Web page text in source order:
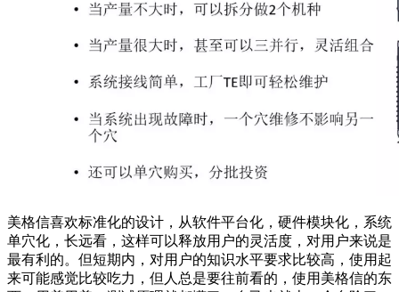
美格信喜欢标准化的设计，从软件平台化，硬件模块化，系统
单穴化，长远看，这样可以释放用户的灵活度，对用户来说是
最有利的。但短期内，对用户的知识水平要求比较高，使用起
来可能感觉比较吃力，但人总是要往前看的，使用美格信的东